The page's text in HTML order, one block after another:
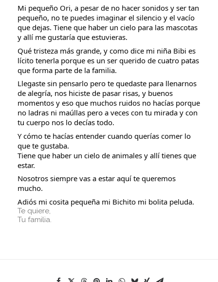
Mi pequeño Ori, a pesar de no hacer sonidos y ser tan
pequeño, no te puedes imaginar el silencio y el vacío
que dejas. Tiene que haber un cielo para las mascotas
y allí me gustaría que estuvieras.
Qué tristeza más grande, y como dice mi niña Bibi es
lícito tenerla porque es un ser querido de cuatro patas
que forma parte de la familia.
Llegaste sin pensarlo pero te quedaste para llenarnos
de alegría, nos hiciste de pasar risas, y buenos
momentos y eso que muchos ruidos no hacías porque
no ladras ni maúllas pero a veces con tu mirada y con
tu cuerpo nos lo decías todo.
Y cómo te hacías entender cuando querías comer lo
que te gustaba.
Tiene que haber un cielo de animales y allí tienes que
estar.
Nosotros siempre vas a estar aquí te queremos
mucho.
Adiós mi cosita pequeña mi Bichito mi bolita peluda.
Te quiere,
Tu familia.